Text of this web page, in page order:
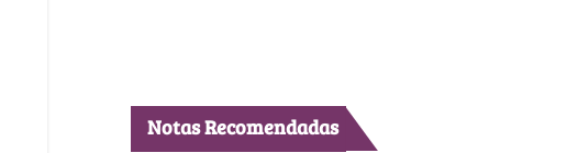
Notas Recomendadas